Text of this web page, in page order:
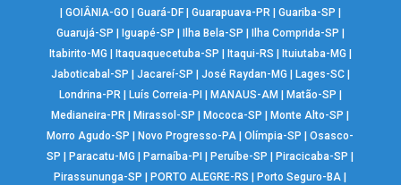
GOIÂNIA-GO Guará-DF| Guarapuava-PR| Guariba-SP
Guarujá-SP
Iguapé-SP Ilha Bela-SP Ilha Comprida-SP
Itabirito-MG
Itaquaquecetuba-SP Itaqui-RS Ituiutaba-MG
Jaboticabal-SP
Jacareí-SP José Raydan-MG Lages-SC|
Londrina-PR| Luís Correia-PI MANAUS-AM Matão-SP
Medianeira-PR
Mirassol-SP Mococa-SP Monte Alto-SP
Morro Agudo-SP
Novo Progresso-PA |Olímpia-SP |Osasco-
SP
Paracatu-MG Parnaíba-PI Peruíbe-SP Piracicaba-SP
Pirassununga-SP
PORTO ALEGRE-RS Porto Seguro-BA